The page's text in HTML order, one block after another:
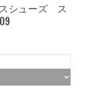
シューズ ス